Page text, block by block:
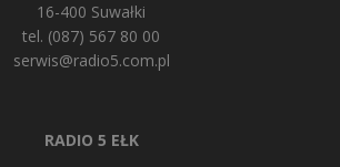
16-400 Suwałki
tel. (087) 567 80 00
serwis@radio5.com.pl
RADIO 5 EŁK